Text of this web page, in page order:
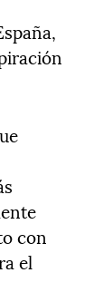
con
el